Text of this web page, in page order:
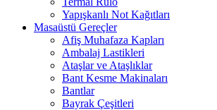
Yapışkanlı Not Kağıtları
Masaüstü Gereçler
Afiş Muhafaza Kapları
Ambalaj Lastikleri
Ataşlar ve Ataşlıklar
Bant Kesme Makinaları
Bantlar
Bayrak Çeşitleri